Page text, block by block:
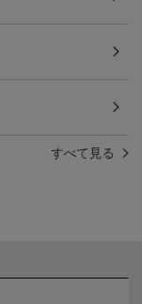
すべて見る